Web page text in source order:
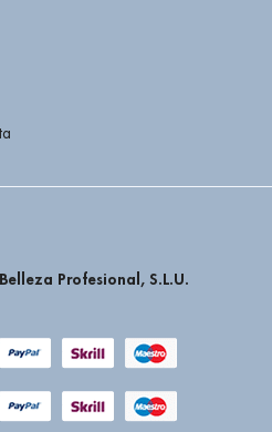
Profesional, S.L.U.